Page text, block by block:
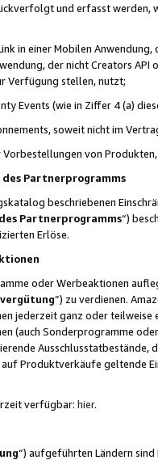
und erfasst werden,
in einer Mobilen
der nicht Creators
Verfügung stellen, nutzt;
Events (wie in Ziffer 4 (a)
soweit nicht im
von
Partnerprogramms
beschriebenen
Partnerprogramms“)
Erlöse.
oder Werbeaktionen
”) zu verdienen.
jederzeit ganz oder
(auch Sonderprogramme
Ausschlusstatbestände,
Produktverkäufe geltende
verfügbar: hier.
“) aufgeführten Ländern